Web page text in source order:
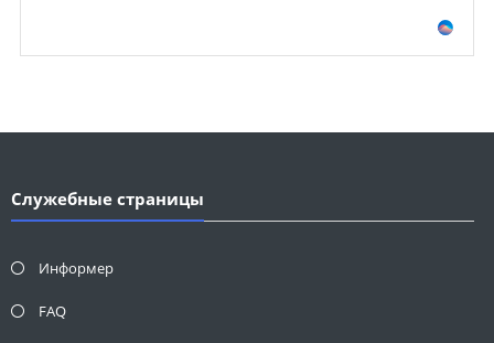
Служебные страницы
Информер
FAQ